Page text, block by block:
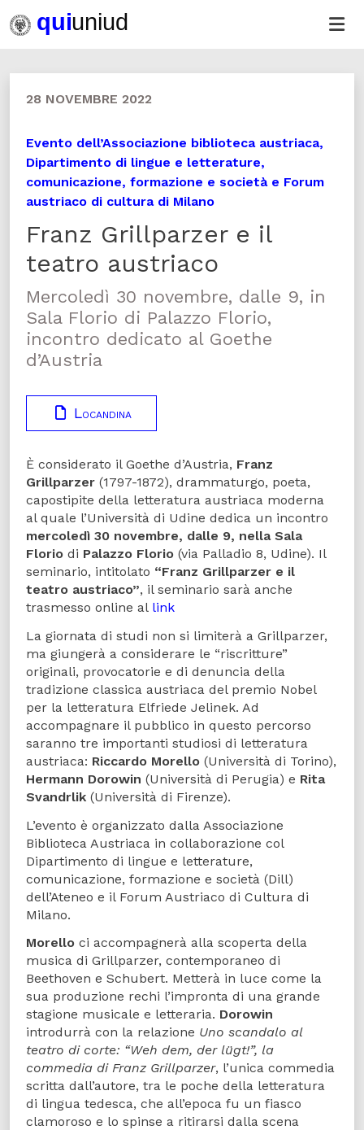
28 NOVEMBRE 2022
Evento dell’Associazione biblioteca austriaca,
Dipartimento di lingue e letterature,
comunicazione, formazione e società e Forum
austriaco di cultura di Milano
Franz Grillparzer e il
teatro austriaco
Mercoledì 30 novembre, dalle 9, in
Sala Florio di Palazzo Florio,
incontro dedicato al Goethe
d’Austria
Locandina
È considerato il Goethe d’Austria, Franz
Grillparzer (1797-1872), drammaturgo, poeta,
capostipite della letteratura austriaca moderna
al quale l’Università di Udine dedica un incontro
mercoledì 30 novembre, dalle 9, nella Sala
Florio di Palazzo Florio (via Palladio 8, Udine). Il
seminario, intitolato “Franz Grillparzer e il
teatro austriaco”, il seminario sarà anche
trasmesso online al link
La giornata di studi non si limiterà a Grillparzer,
ma giungerà a considerare le “riscritture”
originali, provocatorie e di denuncia della
tradizione classica austriaca del premio Nobel
per la letteratura Elfriede Jelinek. Ad
accompagnare il pubblico in questo percorso
saranno tre importanti studiosi di letteratura
austriaca: Riccardo Morello (Università di Torino),
Hermann Dorowin (Università di Perugia) e Rita
Svandrlik (Università di Firenze).
L’evento è organizzato dalla Associazione
Biblioteca Austriaca in collaborazione col
Dipartimento di lingue e letterature,
comunicazione, formazione e società (Dill)
dell’Ateneo e il Forum Austriaco di Cultura di
Milano.
Morello ci accompagnerà alla scoperta della
musica di Grillparzer, contemporaneo di
Beethoven e Schubert. Metterà in luce come la
sua produzione rechi l’impronta di una grande
stagione musicale e letteraria. Dorowin
introdurrà con la relazione Uno scandalo al
teatro di corte: “Weh dem, der lügt!”, la
commedia di Franz Grillparzer, l’unica commedia
scritta dall’autore, tra le poche della letteratura
di lingua tedesca, che all’epoca fu un fiasco
clamoroso e lo spinse a ritirarsi dalla scena